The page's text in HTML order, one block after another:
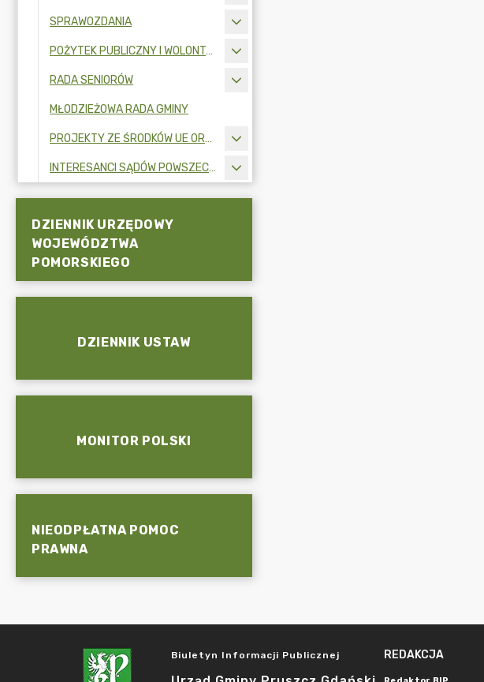
SPRAWOZDANIA
POŻYTEK PUBLICZNY I WOLONTARIAT
RADA SENIORÓW
MŁODZIEŻOWA RADA GMINY
PROJEKTY ZE ŚRODKÓW UE ORAZ FUNDUSZY ZEWNĘTRZNYCH
INTERESANCI SĄDÓW POWSZECHNYCH
DZIENNIK URZĘDOWY
WOJEWÓDZTWA
POMORSKIEGO
DZIENNIK USTAW
MONITOR POLSKI
NIEODPŁATNA POMOC
PRAWNA
Biuletyn Informacji Publicznej REDAKCJA